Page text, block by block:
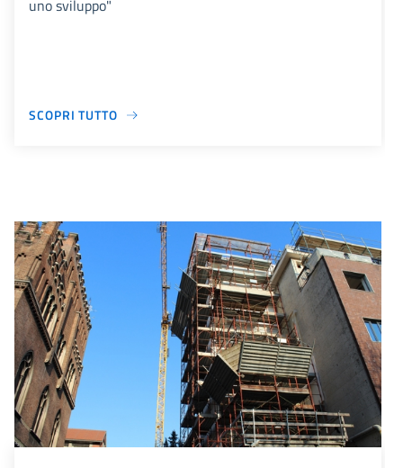
uno sviluppo"
SCOPRI TUTTO